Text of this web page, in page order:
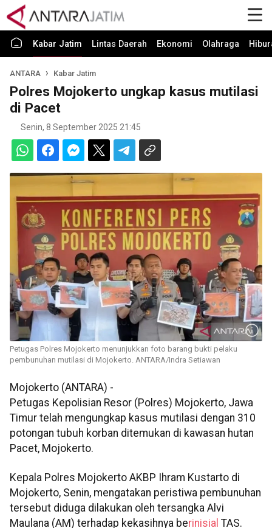
Kabar Jatim Lintas Daerah Ekonomi Olahraga
ANTARA Kabar Jatim
Polres Mojokerto ungkap kasus mutilasi
di Pacet
Senin, 8 September 2025 21:45
Petugas Polres Mojokerto menunjukkan foto barang bukti pelaku
pembunuhan mutilasi di Mojokerto. ANTARA/Indra Setiawan
Mojokerto (ANTARA) -
Petugas Kepolisian Resor (Polres) Mojokerto, Jawa
Timur telah mengungkap kasus mutilasi dengan 310
potongan tubuh korban ditemukan di kawasan hutan
Pacet, Mojokerto.
Kepala Polres Mojokerto AKBP Ihram Kustarto di
Mojokerto, Senin, mengatakan peristiwa pembunuhan
tersebut diduga dilakukan oleh tersangka Alvi
Maulana (AM) terhadap kekasihnya berinisial TAS.